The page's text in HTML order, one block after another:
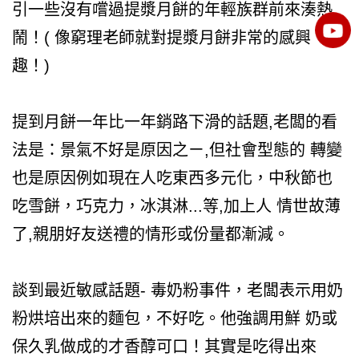
引一些沒有嚐過提漿月餅的年輕族群前來湊熱
鬧！( 像窮理老師就對提漿月餅非常的感興
趣！)
提到月餅一年比一年銷路下滑的話題,老闆的看
法是：景氣不好是原因之ㄧ,但社會型態的 轉變
也是原因例如現在人吃東西多元化，中秋節也
吃雪餅，巧克力，冰淇淋...等,加上人 情世故薄
了,親朋好友送禮的情形或份量都漸減。
談到最近敏感話題- 毒奶粉事件，老闆表示用奶
粉烘培出來的麵包，不好吃。他強調用鮮 奶或
保久乳做成的才香醇可口！其實是吃得出來